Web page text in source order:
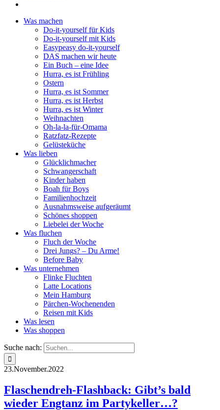
Was machen
Do-it-yourself für Kids
Do-it-yourself mit Kids
Easypeasy do-it-yourself
DAS machen wir heute
Ein Buch – eine Idee
Hurra, es ist Frühling
Ostern
Hurra, es ist Sommer
Hurra, es ist Herbst
Hurra, es ist Winter
Weihnachten
Oh-la-la-für-Omama
Ratzfatz-Rezepte
Gelüsteküche
Was lieben
Glücklichmacher
Schwangerschaft
Kinder haben
Boah für Boys
Familienhochzeit
Ausnahmsweise aufgeräumt
Schönes shoppen
Liebelei der Woche
Was fluchen
Fluch der Woche
Drei Jungs? – Du Arme!
Before Baby
Was unternehmen
Flinke Fluchten
Latte Locations
Mein Hamburg
Pärchen-Wochenenden
Reisen mit Kids
Was lesen
Was shoppen
Suche nach:
23.November.2022
Flaschendreh-Flashback: Gibt’s bald
wieder Engtanz im Partykeller…?